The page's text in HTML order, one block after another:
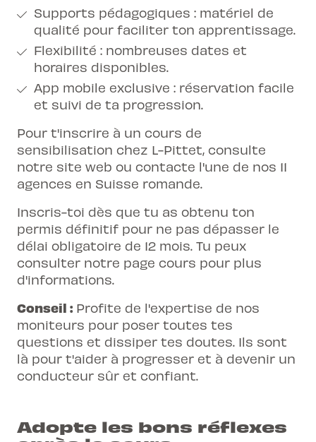
Supports pédagogiques : matériel de
qualité pour faciliter ton apprentissage.
Flexibilité : nombreuses dates et
horaires disponibles.
App mobile exclusive : réservation facile
et suivi de ta progression.
Pour t'inscrire à un cours de
sensibilisation chez L-Pittet, consulte
notre site web ou contacte l'une de nos 11
agences en Suisse romande.
Inscris-toi dès que tu as obtenu ton
permis définitif pour ne pas dépasser le
délai obligatoire de 12 mois. Tu peux
consulter notre page cours pour plus
d'informations.
Conseil : Profite de l'expertise de nos
moniteurs pour poser toutes tes
questions et dissiper tes doutes. Ils sont
là pour t'aider à progresser et à devenir un
conducteur sûr et confiant.
Adopte les bons réflexes